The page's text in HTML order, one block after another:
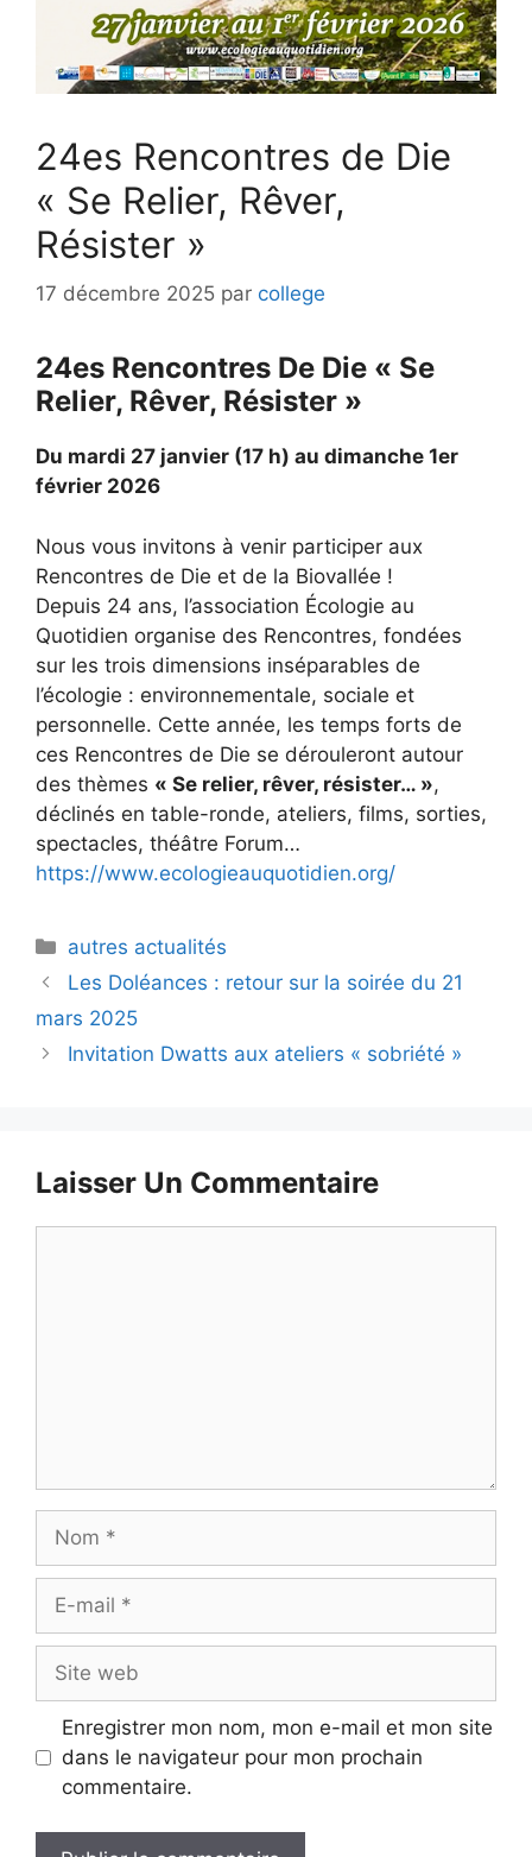
24es Rencontres de Die
« Se Relier, Rêver,
Résister »
17 décembre 2025 par college
24es Rencontres De Die « Se
Relier, Rêver, Résister »
Du mardi 27 janvier (17 h) au dimanche 1er
février 2026
Nous vous invitons à venir participer aux
Rencontres de Die et de la Biovallée !
Depuis 24 ans, l’association Écologie au
Quotidien organise des Rencontres, fondées
sur les trois dimensions inséparables de
l’écologie : environnementale, sociale et
personnelle. Cette année, les temps forts de
ces Rencontres de Die se dérouleront autour
des thèmes « Se relier, rêver, résister… »,
déclinés en table-ronde, ateliers, films, sorties,
spectacles, théâtre Forum…
https://www.ecologieauquotidien.org/
Catégories
autres actualités
Les Doléances : retour sur la soirée du 21
mars 2025
Invitation Dwatts aux ateliers « sobriété »
Laisser Un Commentaire
mail
web
Enregistrer mon nom, mon e-mail et mon site
dans le navigateur pour mon prochain
commentaire.